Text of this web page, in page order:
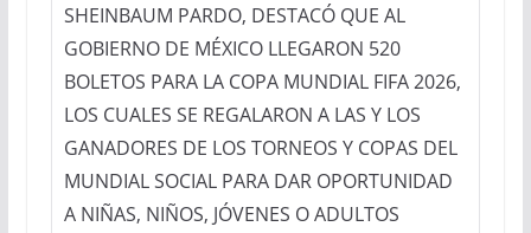
SHEINBAUM PARDO, DESTACÓ QUE AL
GOBIERNO DE MÉXICO LLEGARON 520
BOLETOS PARA LA COPA MUNDIAL FIFA 2026,
LOS CUALES SE REGALARON A LAS Y LOS
GANADORES DE LOS TORNEOS Y COPAS DEL
MUNDIAL SOCIAL PARA DAR OPORTUNIDAD
A NIÑAS, NIÑOS, JÓVENES O ADULTOS